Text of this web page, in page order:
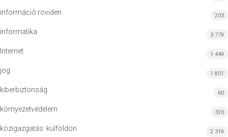
információ röviden 203
informatika 3 779
Internet 1 449
jog 1 801
kiberbiztonság 60
környezetvédelem 326
közigazgatás: külföldön 2 319